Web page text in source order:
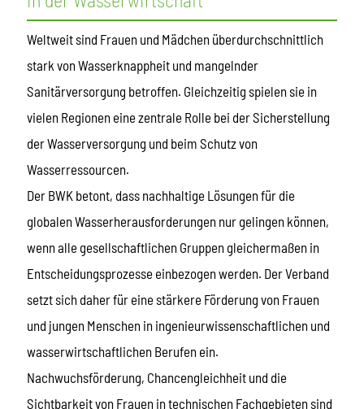
Weltweit sind Frauen und Mädchen überdurchschnittlich
stark von Wasserknappheit und mangelnder
Sanitärversorgung betroffen. Gleichzeitig spielen sie in
vielen Regionen eine zentrale Rolle bei der Sicherstellung
der Wasserversorgung und beim Schutz von
Wasserressourcen.
Der BWK betont, dass nachhaltige Lösungen für die
globalen Wasserherausforderungen nur gelingen können,
wenn alle gesellschaftlichen Gruppen gleichermaßen in
Entscheidungsprozesse einbezogen werden. Der Verband
setzt sich daher für eine stärkere Förderung von Frauen
und jungen Menschen in ingenieurwissenschaftlichen und
wasserwirtschaftlichen Berufen ein.
Nachwuchsförderung, Chancengleichheit und die
Sichtbarkeit von Frauen in technischen Fachgebieten sind